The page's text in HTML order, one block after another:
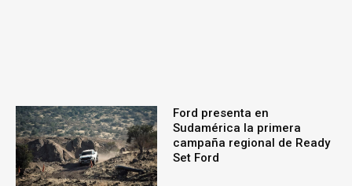
Ford presenta en
Sudamérica la primera
campaña regional de Ready
Set Ford